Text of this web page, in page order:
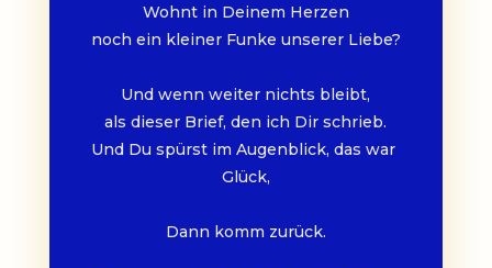
Wohnt in Deinem Herzen
noch ein kleiner Funke unserer Liebe?
Und wenn weiter nichts bleibt,
als dieser Brief, den ich Dir schrieb.
Und Du spürst im Augenblick, das war
Glück,
Dann komm zurück.